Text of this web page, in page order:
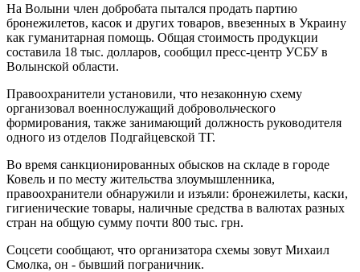
На Волыни член добробата пытался продать партию
бронежилетов, касок и других товаров, ввезенных в Украину
как гуманитарная помощь. Общая стоимость продукции
составила 18 тыс. долларов, сообщил пресс-центр УСБУ в
Волынской области.
Правоохранители установили, что незаконную схему
организовал военнослужащий добровольческого
формирования, также занимающий должность руководителя
одного из отделов Подгайцевской ТГ.
Во время санкционированных обысков на складе в городе
Ковель и по месту жительства злоумышленника,
правоохранители обнаружили и изъяли: бронежилеты, каски,
гигиенические товары, наличные средства в валютах разных
стран на общую сумму почти 800 тыс. грн.
Соцсети сообщают, что организатора схемы зовут Михаил
Смолка, он - бывший пограничник.